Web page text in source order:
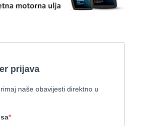
x 3,12 m, Mercruiser 235,4 kw
x 7 m, Iveco aifo x 2
- 94 osobe
370.000 EUR
325 TurboJet - sniženo!
x 1.7 m, weber 750